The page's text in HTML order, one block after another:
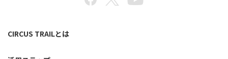
CIRCUS TRAILとは